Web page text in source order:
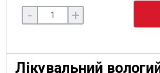
- +
Лікувальний